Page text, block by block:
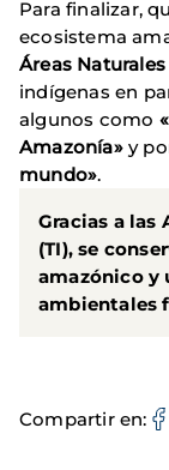
Para finalizar,
ecosistema
Áreas
indígenas en
algunos como
Amazonía»y
mundo».
Gracias a las
(TI), se
amazónico y
ambientales
Compartir en